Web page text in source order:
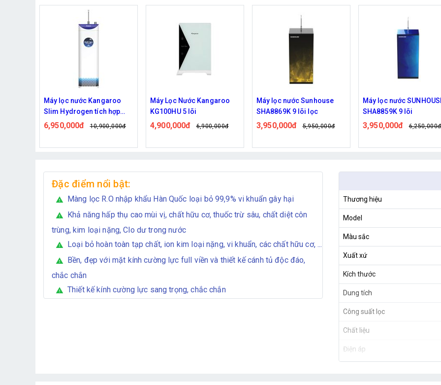
Máy Lọc Nước Kangaroo
KG100HU 5 lõi
4,900,000đ 6,900,000đ
Máy lọc nước Sunhouse
SHA8869K 9 lõi lọc
3,950,000đ 5,950,000đ
Máy lọc nước SUNHOUSE
SHA8859K 9 lõi
3,950,000đ 6,250,000đ
Máy lọc nước uống trực
Hydrogen Kangaroo
KG10A4VTU 10 lõi có 2
6,500,000đ 13,590,000đ
Đặc điểm nổi bật:
warning Màng lọc R.O nhập khẩu Hàn Quốc loại bỏ 99,9% vi khuẩn gây hại
warning
Khả năng hấp thụ cao mùi vị, chất hữu cơ, thuốc trừ sâu, chất diệt côn
trùng, kim loại nặng, Clo dư trong nước
warning Loại bỏ hoàn toàn tạp chất, ion kim loại nặng, vi khuẩn, các chất hữu cơ, ...
warning
Bền, đẹp với mặt kính cường lực full viền và thiết kế cánh tủ độc đáo,
chắc chắn
warning Thiết kế kính cường lực sang trọng, chắc chắn
Thương hiệu
Model
Màu sắc
Xuất xứ
Kích thước
Dung tích
Công suất lọc
Chất liệu
Điện áp